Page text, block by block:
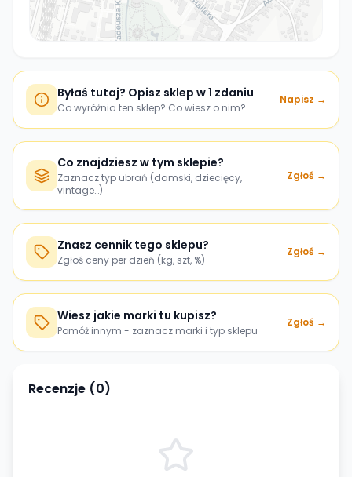
Byłaś tutaj? Opisz sklep w 1 zdaniu
Co wyróżnia ten sklep? Co wiesz o nim?
Napisz →
Co znajdziesz w tym sklepie?
Zaznacz typ ubrań (damski, dziecięcy,
vintage…)
Zgłoś →
Znasz cennik tego sklepu?
Zgłoś ceny per dzień (kg, szt, %)
Zgłoś →
Wiesz jakie marki tu kupisz?
Pomóż innym - zaznacz marki i typ sklepu
Zgłoś →
Recenzje (0)